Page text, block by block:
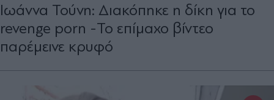
Ιωάννα Τούνη: Διακόπηκε η δίκη για το
revenge porn -Το επίμαχο βίντεο
παρέμεινε κρυφό